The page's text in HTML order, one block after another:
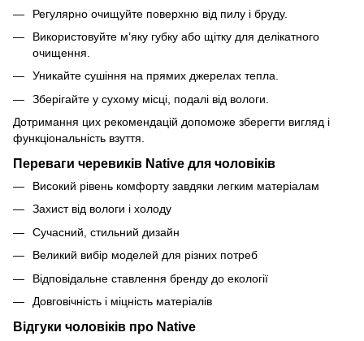
Регулярно очищуйте поверхню від пилу і бруду.
Використовуйте м’яку губку або щітку для делікатного
очищення.
Уникайте сушіння на прямих джерелах тепла.
Зберігайте у сухому місці, подалі від вологи.
Дотримання цих рекомендацій допоможе зберегти вигляд і
функціональність взуття.
Переваги черевиків Native для чоловіків
Високий рівень комфорту завдяки легким матеріалам
Захист від вологи і холоду
Сучасний, стильний дизайн
Великий вибір моделей для різних потреб
Відповідальне ставлення бренду до екології
Довговічність і міцність матеріалів
Відгуки чоловіків про Native